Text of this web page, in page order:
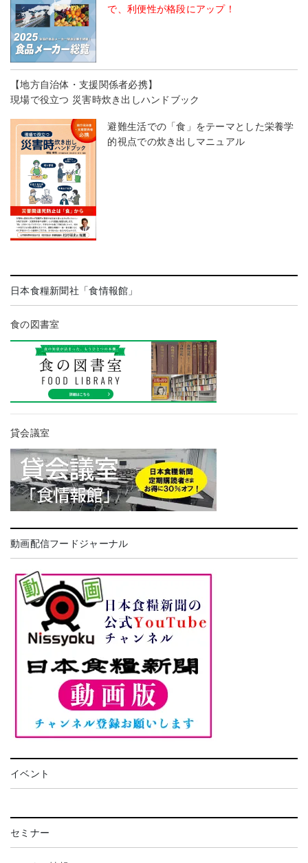
で、利便性が格段にアップ！
【地方自治体・支援関係者必携】
現場で役立つ 災害時炊き出しハンドブック
避難生活での「食」をテーマとした栄養学
的視点での炊き出しマニュアル
日本食糧新聞社「食情報館」
食の図書室
貸会議室
動画配信フードジャーナル
イベント
セミナー